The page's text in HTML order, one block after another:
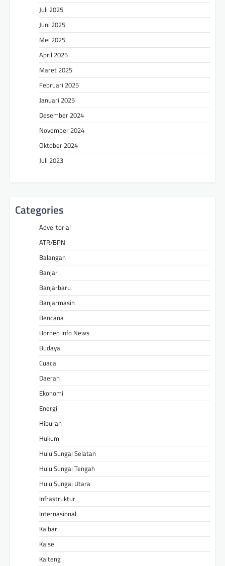
Juli 2025
Juni 2025
Mei 2025
April 2025
Maret 2025
Februari 2025
Januari 2025
Desember 2024
November 2024
Oktober 2024
Juli 2023
Categories
Advertorial
ATR/BPN
Balangan
Banjar
Banjarbaru
Banjarmasin
Bencana
Borneo Info News
Budaya
Cuaca
Daerah
Ekonomi
Energi
Hiburan
Hukum
Hulu Sungai Selatan
Hulu Sungai Tengah
Hulu Sungai Utara
Infrastruktur
Internasional
Kalbar
Kalsel
Kalteng